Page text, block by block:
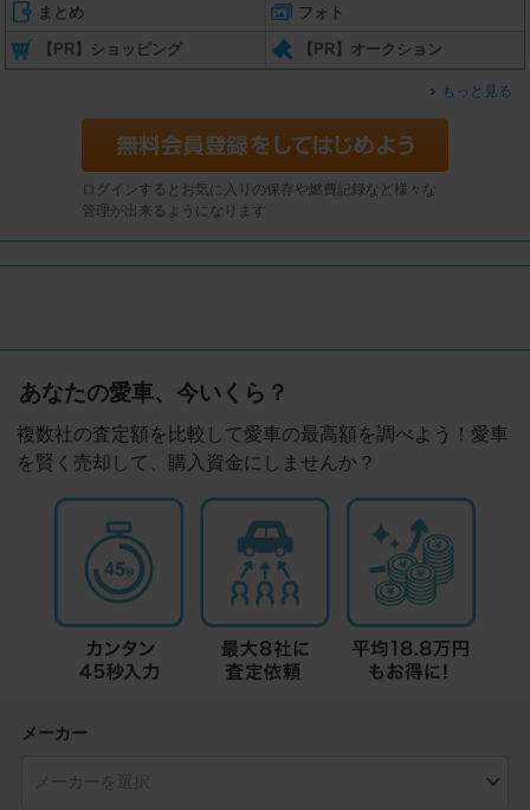
まとめ フォト
【PR】ショッピング 【PR】オークション
もっと見る
ログインするとお気に入りの保存や燃費記録など様々な
管理が出来るようになります
あなたの愛車、今いくら？
複数社の査定額を比較して愛車の最高額を調べよう！愛車
を賢く売却して、購入資金にしませんか？
メーカー